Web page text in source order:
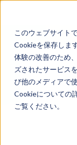
このウェブサイト
Cookieを保存しま
体験の改善のため
ズされたサービス
び他のメディアで
Cookieについての
ご覧ください。